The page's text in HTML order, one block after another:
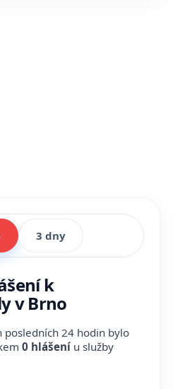
3 dny
k
v Brno
posledních 24 hodin bylo
0 hlášení u služby